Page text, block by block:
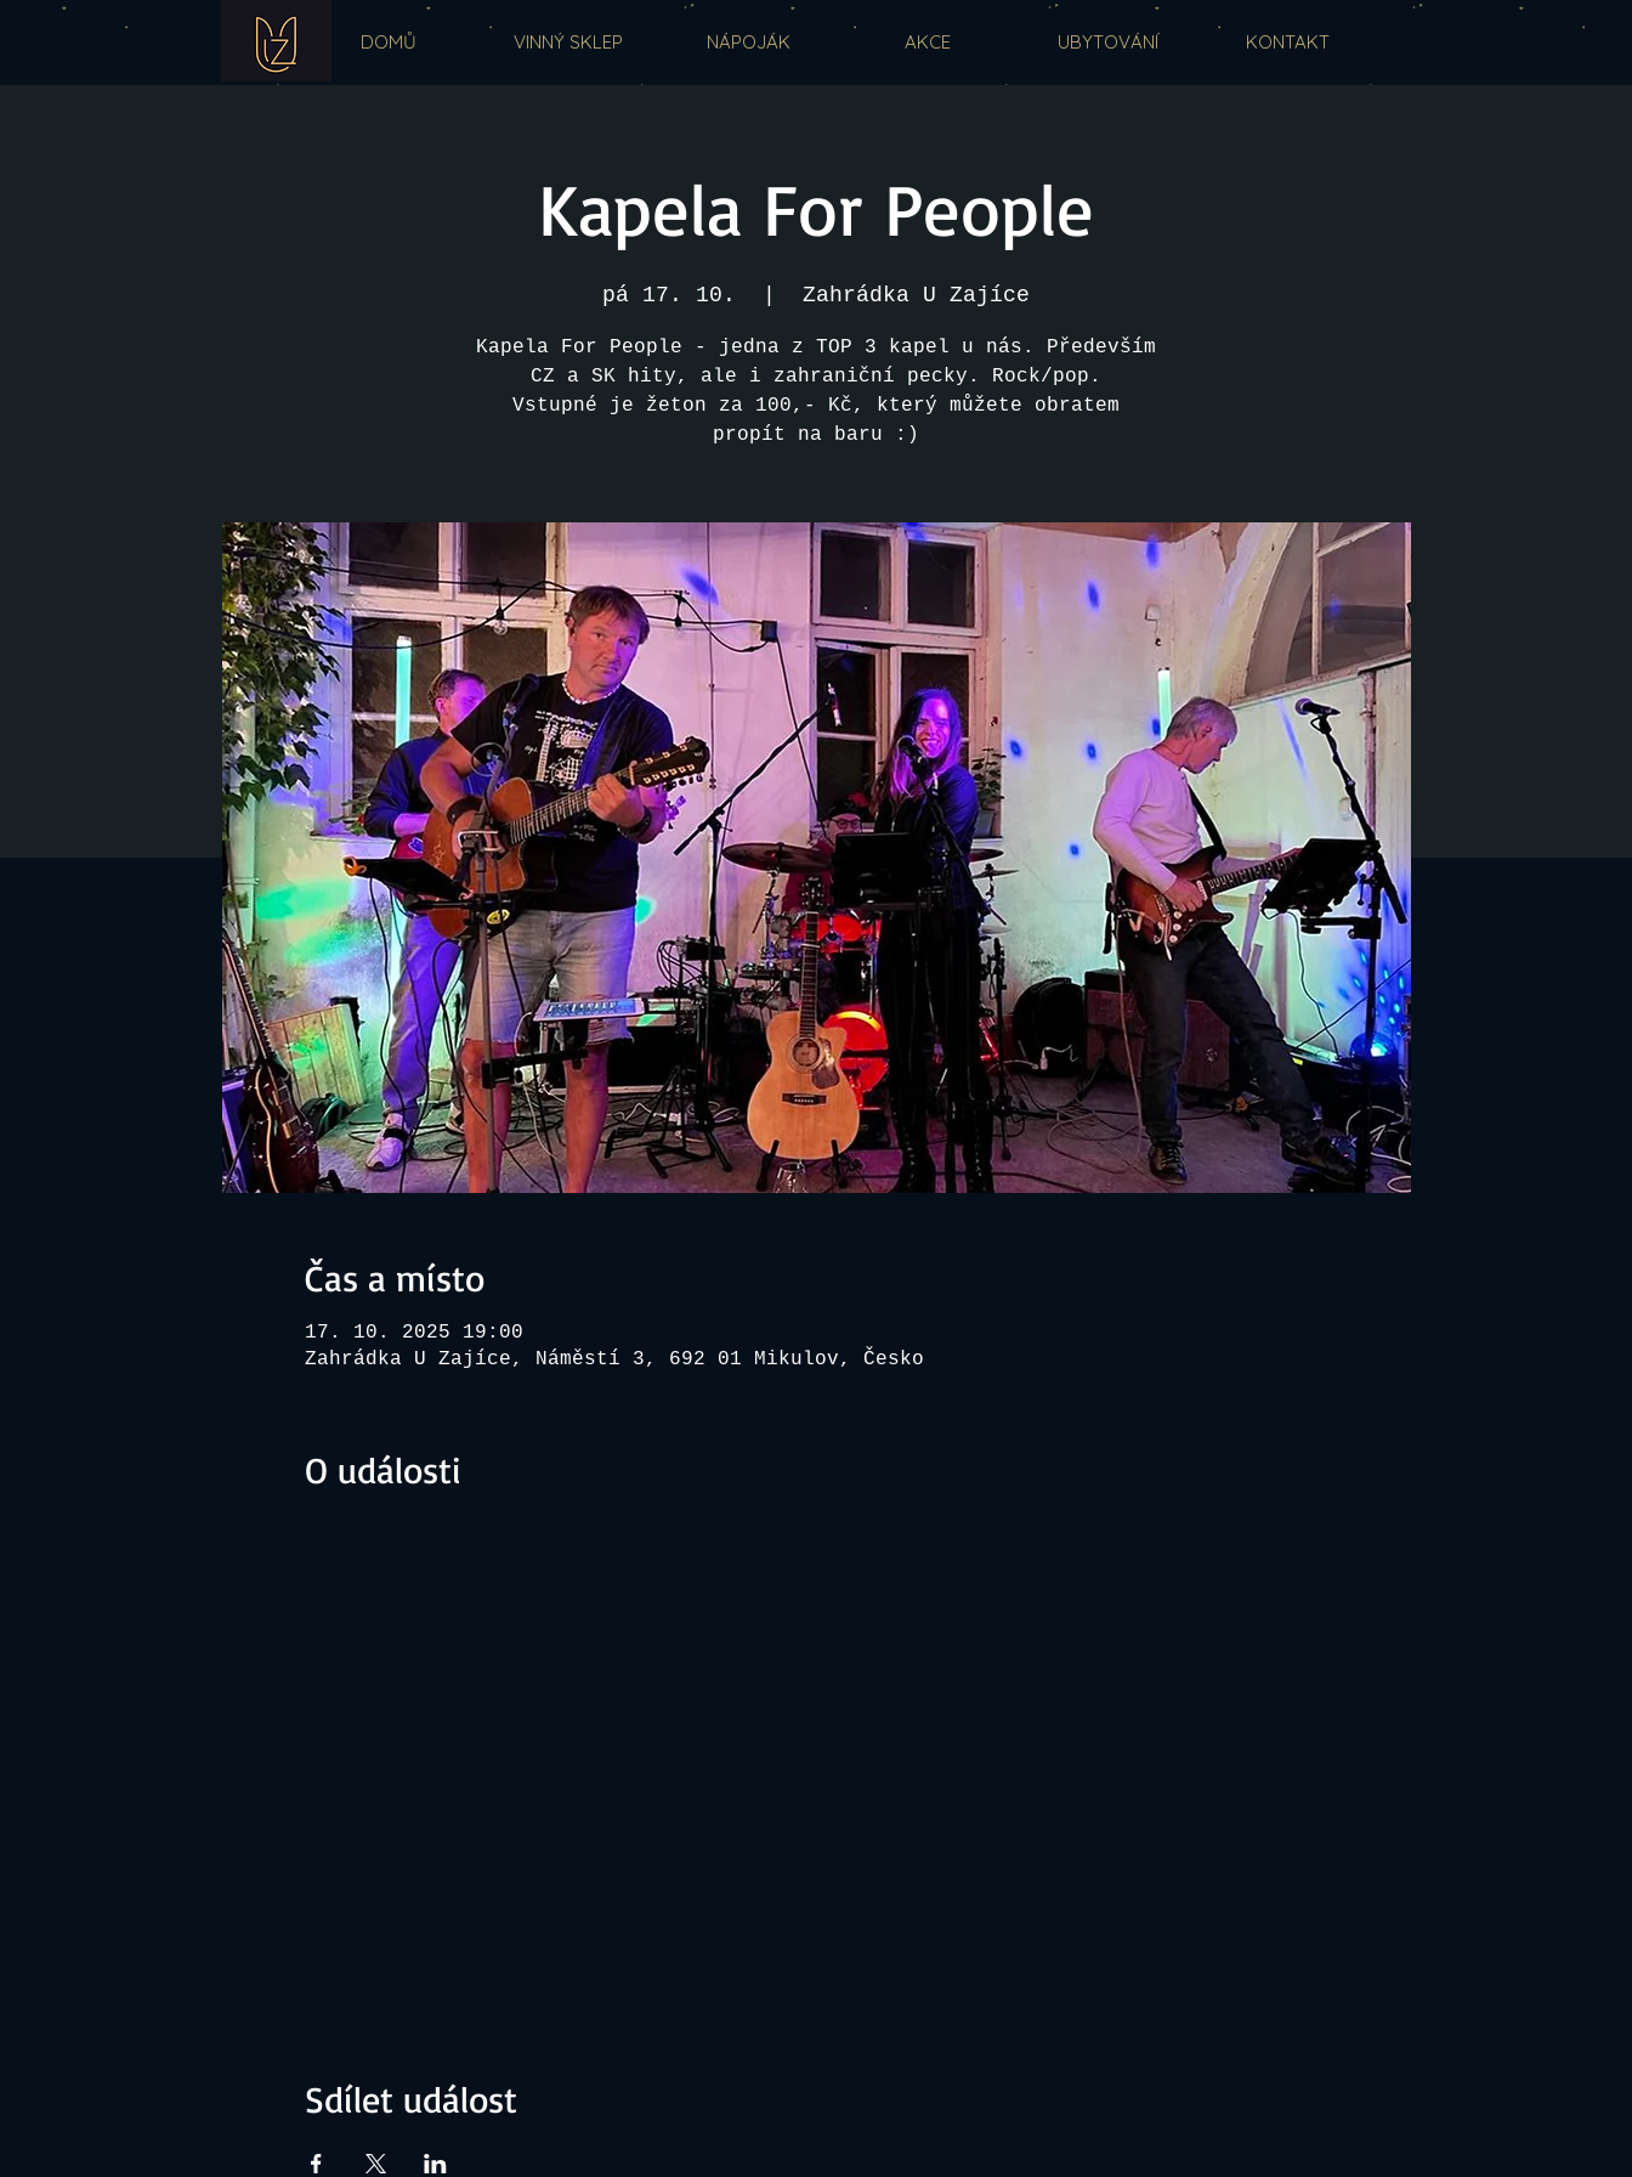
DOMŮ VINNÝ SKLEP NÁPOJÁK AKCE UBYTOVÁNÍ KONTAKT
Kapela For People
pá 17. 10. Zahrádka U Zajíce
Kapela For People - jedna z TOP 3 kapel u nás. Především
CZ a SK hity, ale i zahraniční pecky. Rock/pop.
Vstupné je žeton za 100,- Kč, který můžete obratem
propít na baru :)
Čas a místo
17. 10. 2025 19:00
Zahrádka U Zajíce, Náměstí 3, 692 01 Mikulov, Česko
O události
Sdílet událost